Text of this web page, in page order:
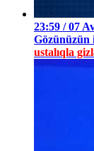
23:59 / 07
Gözünüzün
ustalıqla